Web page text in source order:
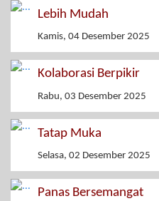
Lebih Mudah
Kamis, 04 Desember 2025
Kolaborasi Berpikir
Rabu, 03 Desember 2025
Tatap Muka
Selasa, 02 Desember 2025
Panas Bersemangat